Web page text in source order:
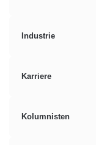
Industrie
Karriere
Kolumnisten